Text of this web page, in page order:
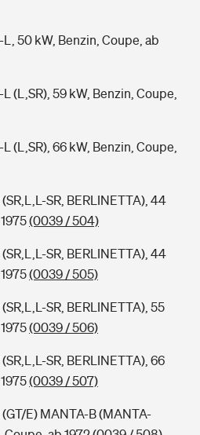
50 kW, Benzin, Coupe, ab
(L,SR), 59 kW, Benzin, Coupe,
(L,SR), 66 kW, Benzin, Coupe,
SR, BERLINETTA), 44
(0039 / 504)
SR, BERLINETTA), 44
(0039 / 505)
SR, BERLINETTA), 55
(0039 / 506)
SR, BERLINETTA), 66
(0039 / 507)
E) MANTA-B (MANTA-